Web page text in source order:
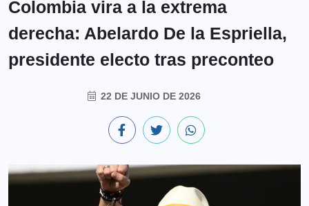
Colombia vira a la extrema
derecha: Abelardo De la Espriella,
presidente electo tras preconteo
22 DE JUNIO DE 2026